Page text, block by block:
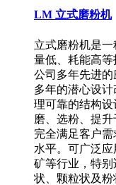
LM 立式磨粉机
立式磨粉机是
量低、耗能高
公司多年先进
多年的潜心设
理可靠的结构
磨、选粉、提
完全满足客户
水平。可广泛
矿等行业，特
状、颗粒状及粉